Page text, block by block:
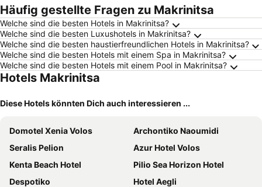
Häufig gestellte Fragen zu Makrinitsa
Welche sind die besten Hotels in Makrinitsa?
Welche sind die besten Luxushotels in Makrinitsa?
Welche sind die besten haustierfreundlichen Hotels in Makrinitsa?
Welche sind die besten Hotels mit einem Spa in Makrinitsa?
Welche sind die besten Hotels mit einem Pool in Makrinitsa?
Hotels Makrinitsa
Diese Hotels könnten Dich auch interessieren ...
Domotel Xenia Volos
Archontiko Naoumidi
Seralis Pelion
Azur Hotel Volos
Kenta Beach Hotel
Pilio Sea Horizon Hotel
Despotiko
Hotel Aegli